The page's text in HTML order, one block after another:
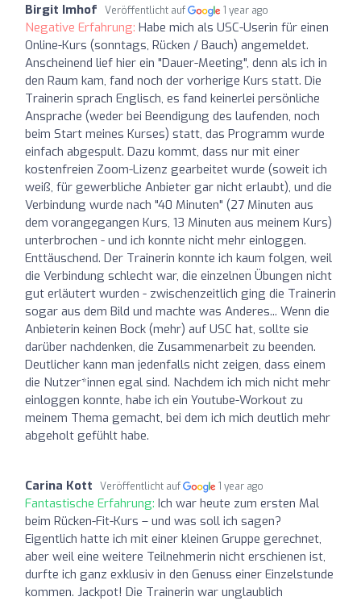
Birgit Imhof Veröffentlicht auf 1 year ago
Negative Erfahrung: Habe mich als USC-Userin für einen
Online-Kurs (sonntags, Rücken / Bauch) angemeldet.
Anscheinend lief hier ein "Dauer-Meeting", denn als ich in
den Raum kam, fand noch der vorherige Kurs statt. Die
Trainerin sprach Englisch, es fand keinerlei persönliche
Ansprache (weder bei Beendigung des laufenden, noch
beim Start meines Kurses) statt, das Programm wurde
einfach abgespult. Dazu kommt, dass nur mit einer
kostenfreien Zoom-Lizenz gearbeitet wurde (soweit ich
weiß, für gewerbliche Anbieter gar nicht erlaubt), und die
Verbindung wurde nach "40 Minuten" (27 Minuten aus
dem vorangegangen Kurs, 13 Minuten aus meinem Kurs)
unterbrochen - und ich konnte nicht mehr einloggen.
Enttäuschend. Der Trainerin konnte ich kaum folgen, weil
die Verbindung schlecht war, die einzelnen Übungen nicht
gut erläutert wurden - zwischenzeitlich ging die Trainerin
sogar aus dem Bild und machte was Anderes... Wenn die
Anbieterin keinen Bock (mehr) auf USC hat, sollte sie
darüber nachdenken, die Zusammenarbeit zu beenden.
Deutlicher kann man jedenfalls nicht zeigen, dass einem
die Nutzer*innen egal sind. Nachdem ich mich nicht mehr
einloggen konnte, habe ich ein Youtube-Workout zu
meinem Thema gemacht, bei dem ich mich deutlich mehr
abgeholt gefühlt habe.
Carina Kott Veröffentlicht auf 1 year ago
Fantastische Erfahrung: Ich war heute zum ersten Mal
beim Rücken-Fit-Kurs – und was soll ich sagen?
Eigentlich hatte ich mit einer kleinen Gruppe gerechnet,
aber weil eine weitere Teilnehmerin nicht erschienen ist,
durfte ich ganz exklusiv in den Genuss einer Einzelstunde
kommen. Jackpot! Die Trainerin war unglaublich